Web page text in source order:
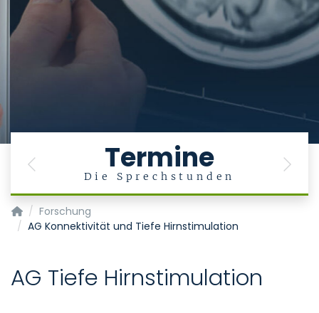
Termine
Die Sprechstunden
Previous Next
Klinik für Neurochirurgie
Forschung
AG Konnektivität und Tiefe Hirnstimulation
AG Tiefe Hirnstimulation